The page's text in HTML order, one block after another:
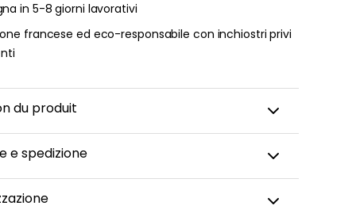
in 5-8 giorni lavorativi
francese ed eco-responsabile con inchiostri privi
du produit
e spedizione
con cura e spedita entro 5-8 giorni lavorativi. Una